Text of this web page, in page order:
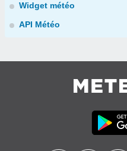
Widget météo
API Météo